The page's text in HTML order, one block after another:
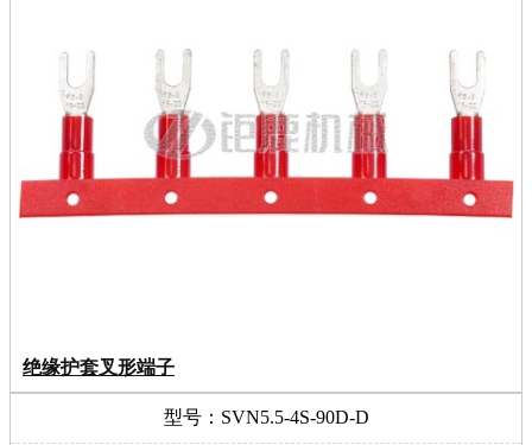
绝缘护套叉形端子
型号：SVN5.5-4S-90D-D